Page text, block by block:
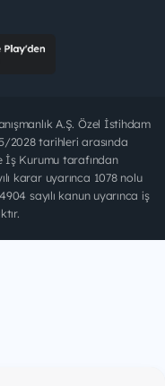
A.Ş. Özel İstihdam
2028 tarihleri arasında
İş Kurumu tarafından
karar uyarınca 1078 nolu
sayılı kanun uyarınca iş